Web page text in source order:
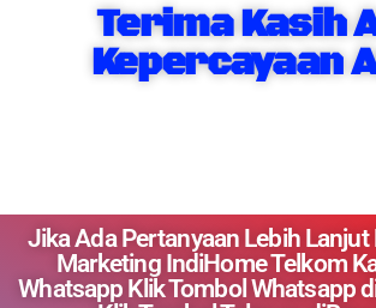
Terima Kasih
Kepercayaan
Jika Ada Pertanyaan Lebih
Marketing IndiHome Telkom
Whatsapp Klik Tombol Whatsapp